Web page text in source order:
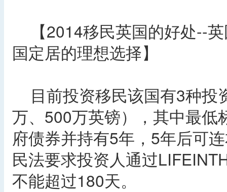
【2014移民英国的好处--
国定居的理想选择】
目前投资移民该国有3种投
万、500万英镑），其中最
府债券并持有5年，5年后可
民法要求投资人通过
不能超过180天。